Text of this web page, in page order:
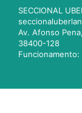
SECCIONAL
Av. Afonso
38400-128
Funcionamento: